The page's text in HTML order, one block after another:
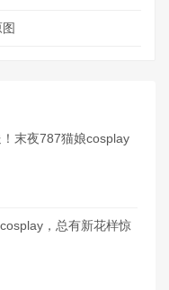
末夜787猫娘cosplay
，总有新花样惊